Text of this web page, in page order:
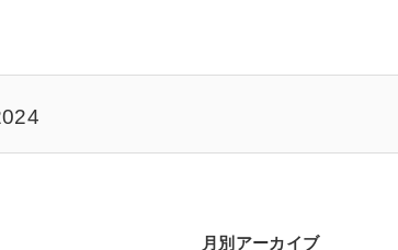
月別アーカイブ